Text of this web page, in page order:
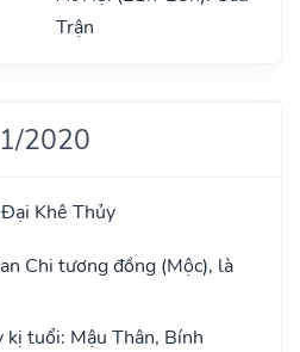
Trận
2020
Khê Thủy
Chi tương đồng (Mộc), là
kị tuổi: Mậu Thân, Bính